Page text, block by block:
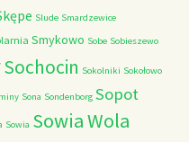
Slude Smardzewice
Smykowo Sobe Sobieszewo
Sochocin Sokolniki Sokołowo
Sona Sondenborg Sopot
Sowia Sowia Wola